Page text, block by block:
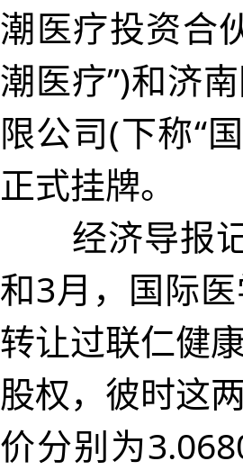
潮医疗投资合
潮医疗”)和济
限公司(下称“
正式挂牌。
经济导报记
和3月，国际
转让过联仁健
股权，彼时这
价分别为